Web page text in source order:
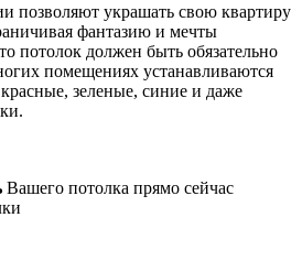
позволяют украшать свою квартиру
фантазию и мечты
потолок должен быть обязательно
помещениях устанавливаются
зеленые, синие и даже
Вашего потолка прямо сейчас